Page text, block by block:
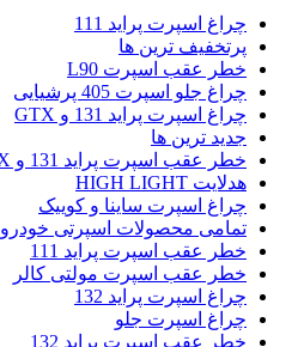
چراغ اسپرت پراید 111
پرتخفیف ترین ها
خطر عقب اسپرت L90
چراغ جلو اسپرت 405 پرشیایی
چراغ اسپرت پراید 131 و GTX
جدید ترین ها
خطر عقب اسپرت پراید 131 و GTX
هدلایت HIGH LIGHT
چراغ اسپرت ساینا و کوییک
تمامی محصولات اسپرتی خودرو
خطر عقب اسپرت پراید 111
خطر عقب اسپرت مولتی کالر
چراغ اسپرت پراید 132
چراغ اسپرت جلو
خطر عقب اسپرت پراید 132